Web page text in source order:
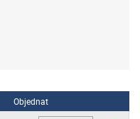
Objednat